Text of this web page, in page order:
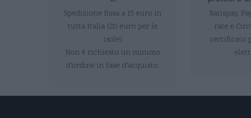
Spedizione fissa a 15 euro in
tutta Italia (20 euro per le
isole)
Non è richiesto un minimo
d’ordine in fase d’acquisto.
Satispay,
rate e
certificato